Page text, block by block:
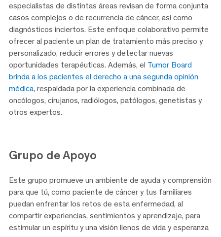
especialistas de distintas áreas revisan de forma conjunta
casos complejos o de recurrencia de cáncer, así como
diagnósticos inciertos. Este enfoque colaborativo permite
ofrecer al paciente un plan de tratamiento más preciso y
personalizado, reducir errores y detectar nuevas
oportunidades terapéuticas. Además, el Tumor Board
brinda a los pacientes el derecho a una segunda opinión
médica, respaldada por la experiencia combinada de
oncólogos, cirujanos, radiólogos, patólogos, genetistas y
otros expertos.
Grupo de Apoyo
Este grupo promueve un ambiente de ayuda y comprensión
para que tú, como paciente de cáncer y tus familiares
puedan enfrentar los retos de esta enfermedad, al
compartir experiencias, sentimientos y aprendizaje, para
estimular un espíritu y una visión llenos de vida y esperanza